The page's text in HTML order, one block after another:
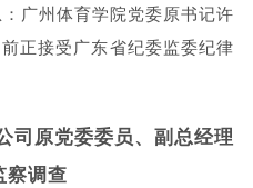
广州体育学院党委原书记许
正接受广东省纪委监委纪律
司原党委委员、副总经理
察调查